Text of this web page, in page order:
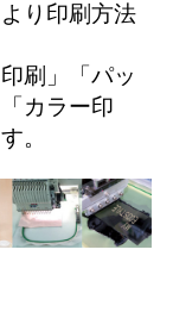
り印刷方法
刷 」「 パッ
カラー印
。